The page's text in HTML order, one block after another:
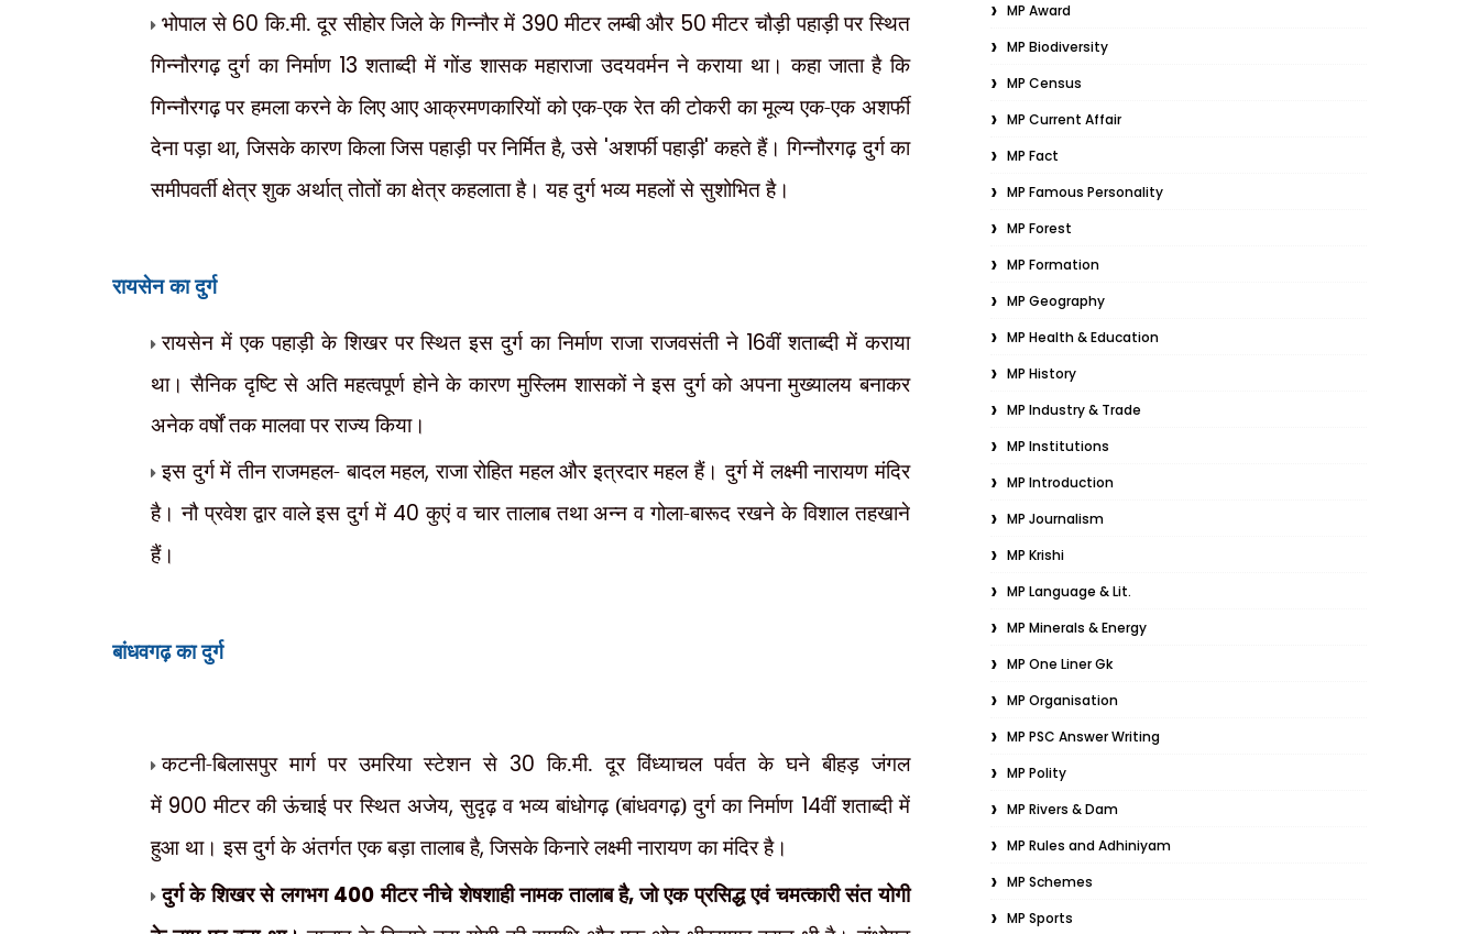
भोपाल से 60 कि.मी. दूर सीहोर जिले के गिन्नौर में 390 मीटर लम्बी और 50 मीटर चौड़ी पहाड़ी पर स्थित
गिन्नौरगढ़ दुर्ग का निर्माण 13 शताब्दी में गोंड शासक महाराजा उदयवर्मन ने कराया था। कहा जाता है कि
गिन्नौरगढ़ पर हमला करने के लिए आए आक्रमणकारियों को एक-एक रेत की टोकरी का मूल्य एक-एक अशर्फी
देना पड़ा था,जिसके कारण किला जिस पहाड़ी पर निर्मित है,उसे 'अशर्फी पहाड़ी'कहते हैं। गिन्नौरगढ़ दुर्ग का
समीपवर्ती क्षेत्र शुक अर्थात् तोतों का क्षेत्र कहलाता है। यह दुर्ग भव्य महलों से सुशोभित है।
रायसेन का दुर्ग
रायसेन में एक पहाड़ी के शिखर पर स्थित इस दुर्ग का निर्माण राजा राजवसंती ने 16वीं शताब्दी में कराया
था। सैनिक दृष्टि से अति महत्वपूर्ण होने के कारण मुस्लिम शासकों ने इस दुर्गको अपना मुख्यालय बनाकर
अनेक वर्षों तक मालवा पर राज्य किया।
इस दुर्ग में तीन राजमहल- बादल महल,राजा रोहित महल और इत्रदार महल हैं। दुर्ग में लक्ष्मी नारायण मंदिर
है। नौ प्रवेश द्वार वाले इस दुर्ग में 40 कुएं व चार तालाब तथा अन्न व गोला-बारूद रखने के विशाल तहखाने
हैं।
बांधवगढ़ का दुर्ग
कटनी-बिलासपुर मार्ग पर उमरिया स्टेशन से 30 कि.मी. दूर विंध्याचल पर्वत के घने बीहड़ जंगल
में 900 मीटर की ऊंचाई पर स्थित अजेय,सुदृढ़ व भव्य बांधोगढ़ (बांधवगढ़) दुर्ग का निर्माण 14वीं शताब्दी में
हुआ था। इस दुर्ग के अंतर्गत एक बड़ा तालाब है,जिसके किनारे लक्ष्मी नारायण का मंदिर है।
दुर्ग के शिखर से लगभग 400 मीटर नीचे शेषशाही नामक तालाब है,जो एक प्रसिद्ध एवं चमत्कारी संत योगी
MP Award
MP Biodiversity
MP Census
MP Current Affair
MP Fact
MP Famous Personality
MP Forest
MP Formation
MP Geography
MP Health & Education
MP History
MP Industry & Trade
MP Institutions
MP Introduction
MP Journalism
MP Krishi
MP Language & Lit.
MP Minerals & Energy
MP One Liner Gk
MP Organisation
MP PSC Answer Writing
MP Polity
MP Rivers & Dam
MP Rules and Adhiniyam
MP Schemes
MP Sports